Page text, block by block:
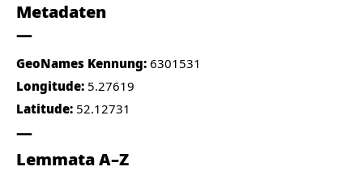
Metadaten
GeoNames Kennung: 6301531
Longitude: 5.27619
Latitude: 52.12731
Lemmata A–Z